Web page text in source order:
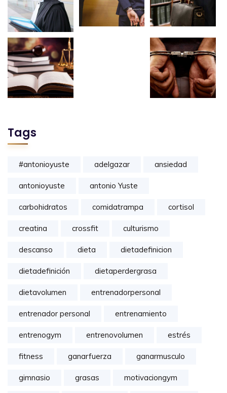
Tags
#antonioyuste adelgazar ansiedad
antonioyuste antonio Yuste
carbohidratos comidatrampa cortisol
creatina crossfit culturismo
descanso dieta dietadefinicion
dietadefinición dietaperdergrasa
dietavolumen entrenadorpersonal
entrenador personal entrenamiento
entrenogym entrenovolumen estrés
fitness ganarfuerza ganarmusculo
gimnasio grasas motivaciongym